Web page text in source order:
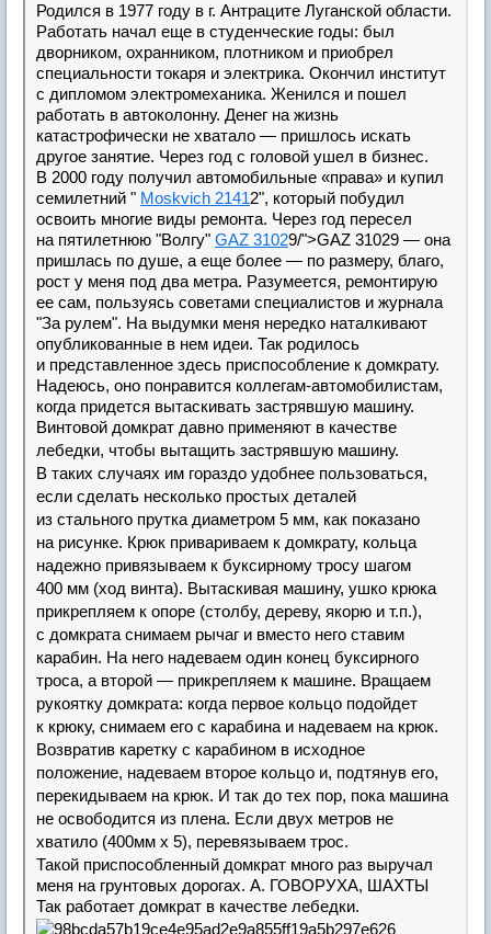
Родился в 1977 году в г. Антраците Луганской области.
Работать начал еще в студенческие годы: был
дворником, охранником, плотником и приобрел
специальности токаря и электрика. Окончил институт
с дипломом электромеханика. Женился и пошел
работать в автоколонну. Денег на жизнь
катастрофически не хватало — пришлось искать
другое занятие. Через год с головой ушел в бизнес.
В 2000 году получил автомобильные «права» и купил
семилетний " Moskvich 21412", который побудил
освоить многие виды ремонта. Через год пересел
на пятилетнюю "Волгу" GAZ 31029/">GAZ 31029 — она
пришлась по душе, а еще более — по размеру, благо,
рост у меня под два метра. Разумеется, ремонтирую
ее сам, пользуясь советами специалистов и журнала
"За рулем". На выдумки меня нередко наталкивают
опубликованные в нем идеи. Так родилось
и представленное здесь приспособление к домкрату.
Надеюсь, оно понравится коллегам-автомобилистам,
когда придется вытаскивать застрявшую машину.
Винтовой домкрат давно применяют в качестве
лебедки, чтобы вытащить застрявшую машину.
В таких случаях им гораздо удобнее пользоваться,
если сделать несколько простых деталей
из стального прутка диаметром 5 мм, как показано
на рисунке. Крюк привариваем к домкрату, кольца
надежно привязываем к буксирному тросу шагом
400 мм (ход винта). Вытаскивая машину, ушко крюка
прикрепляем к опоре (столбу, дереву, якорю и т.п.),
с домкрата снимаем рычаг и вместо него ставим
карабин. На него надеваем один конец буксирного
троса, а второй — прикрепляем к машине. Вращаем
рукоятку домкрата: когда первое кольцо подойдет
к крюку, снимаем его с карабина и надеваем на крюк.
Возвратив каретку с карабином в исходное
положение, надеваем второе кольцо и, подтянув его,
перекидываем на крюк. И так до тех пор, пока машина
не освободится из плена. Если двух метров не
хватило (400мм х 5), перевязываем трос.
Такой приспособленный домкрат много раз выручал
меня на грунтовых дорогах. А. ГОВОРУХА, ШАХТЫ
Так работает домкрат в качестве лебедки.